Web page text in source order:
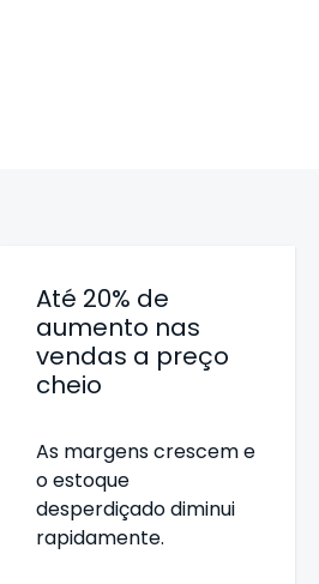
Até 20% de
aumento nas
vendas a preço
cheio
As margens crescem e
o estoque
desperdiçado diminui
rapidamente.